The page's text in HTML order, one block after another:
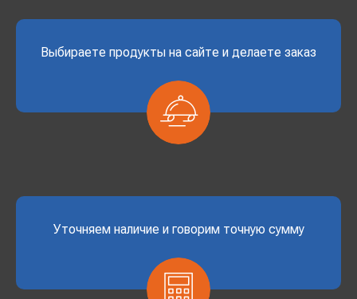
Выбираете продукты на сайте и делаете заказ
Уточняем наличие и говорим точную сумму